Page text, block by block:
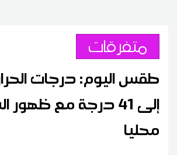
متفرقات
طقس اليوم: درجات
إلى 41 درجة مع
محليا